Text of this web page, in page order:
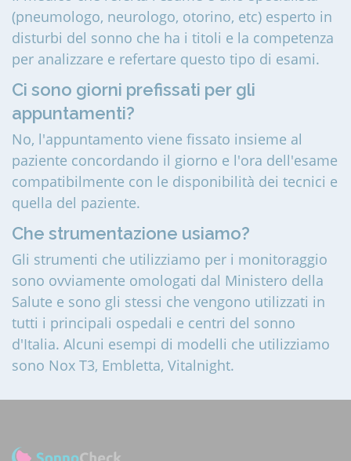
(pneumologo, neurologo, otorino, etc) esperto in
disturbi del sonno che ha i titoli e la competenza
per analizzare e refertare questo tipo di esami.
Ci sono giorni prefissati per gli
appuntamenti?
No, l'appuntamento viene fissato insieme al
paziente concordando il giorno e l'ora dell'esame
compatibilmente con le disponibilità dei tecnici e
quella del paziente.
Che strumentazione usiamo?
Gli strumenti che utilizziamo per i monitoraggio
sono ovviamente omologati dal Ministero della
Salute e sono gli stessi che vengono utilizzati in
tutti i principali ospedali e centri del sonno
d'Italia. Alcuni esempi di modelli che utilizziamo
sono Nox T3, Embletta, Vitalnight.